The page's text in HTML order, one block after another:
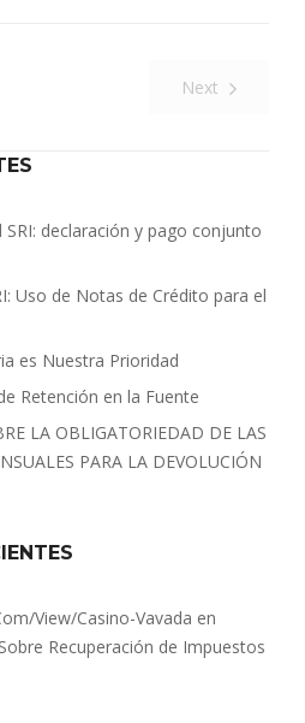
Next
declaración y pago conjunto
Uso de Notas de Crédito para el
es Nuestra Prioridad
Retención en la Fuente
LA OBLIGATORIEDAD DE LAS
PARA LA DEVOLUCIÓN
view/Casino-Vavada en
Recuperación de Impuestos